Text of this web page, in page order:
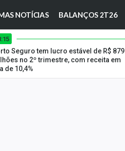
NOTÍCIAS BALANÇOS 2T26
Seguro tem lucro estável de R$ 879
no 2º trimestre, com receita em
de 10,4%